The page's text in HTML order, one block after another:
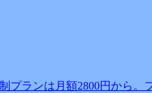
プランは月額2800円から。